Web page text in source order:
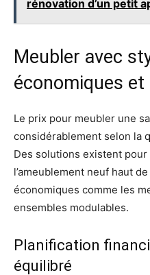
rénovation d’un petit
Meubler avec
économiques
Le prix pour meubler une
considérablement selon la
Des solutions existent
l’ameublement neuf haut
économiques comme les
ensembles modulables.
Planification
équilibré